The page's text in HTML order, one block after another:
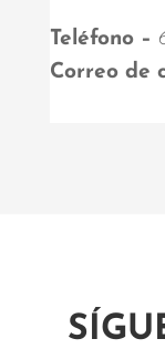
Teléfono –
Correo de